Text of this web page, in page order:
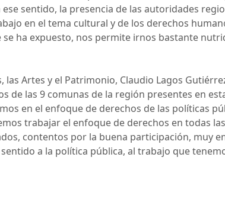
sentido, la presencia de las autoridades
en el tema cultural y de los derechos
ha expuesto, nos permite irnos bastante
las Artes y el Patrimonio, Claudio Lagos
de las 9 comunas de la región presentes en
en el enfoque de derechos de las políticas
trabajar el enfoque de derechos en todas
contentos por la buena participación, muy
a la política pública, al trabajo que